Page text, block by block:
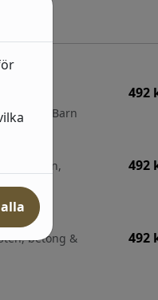
Neutral,
Grafiska;Barn
492
Grå, Sten,
492
betong &
492